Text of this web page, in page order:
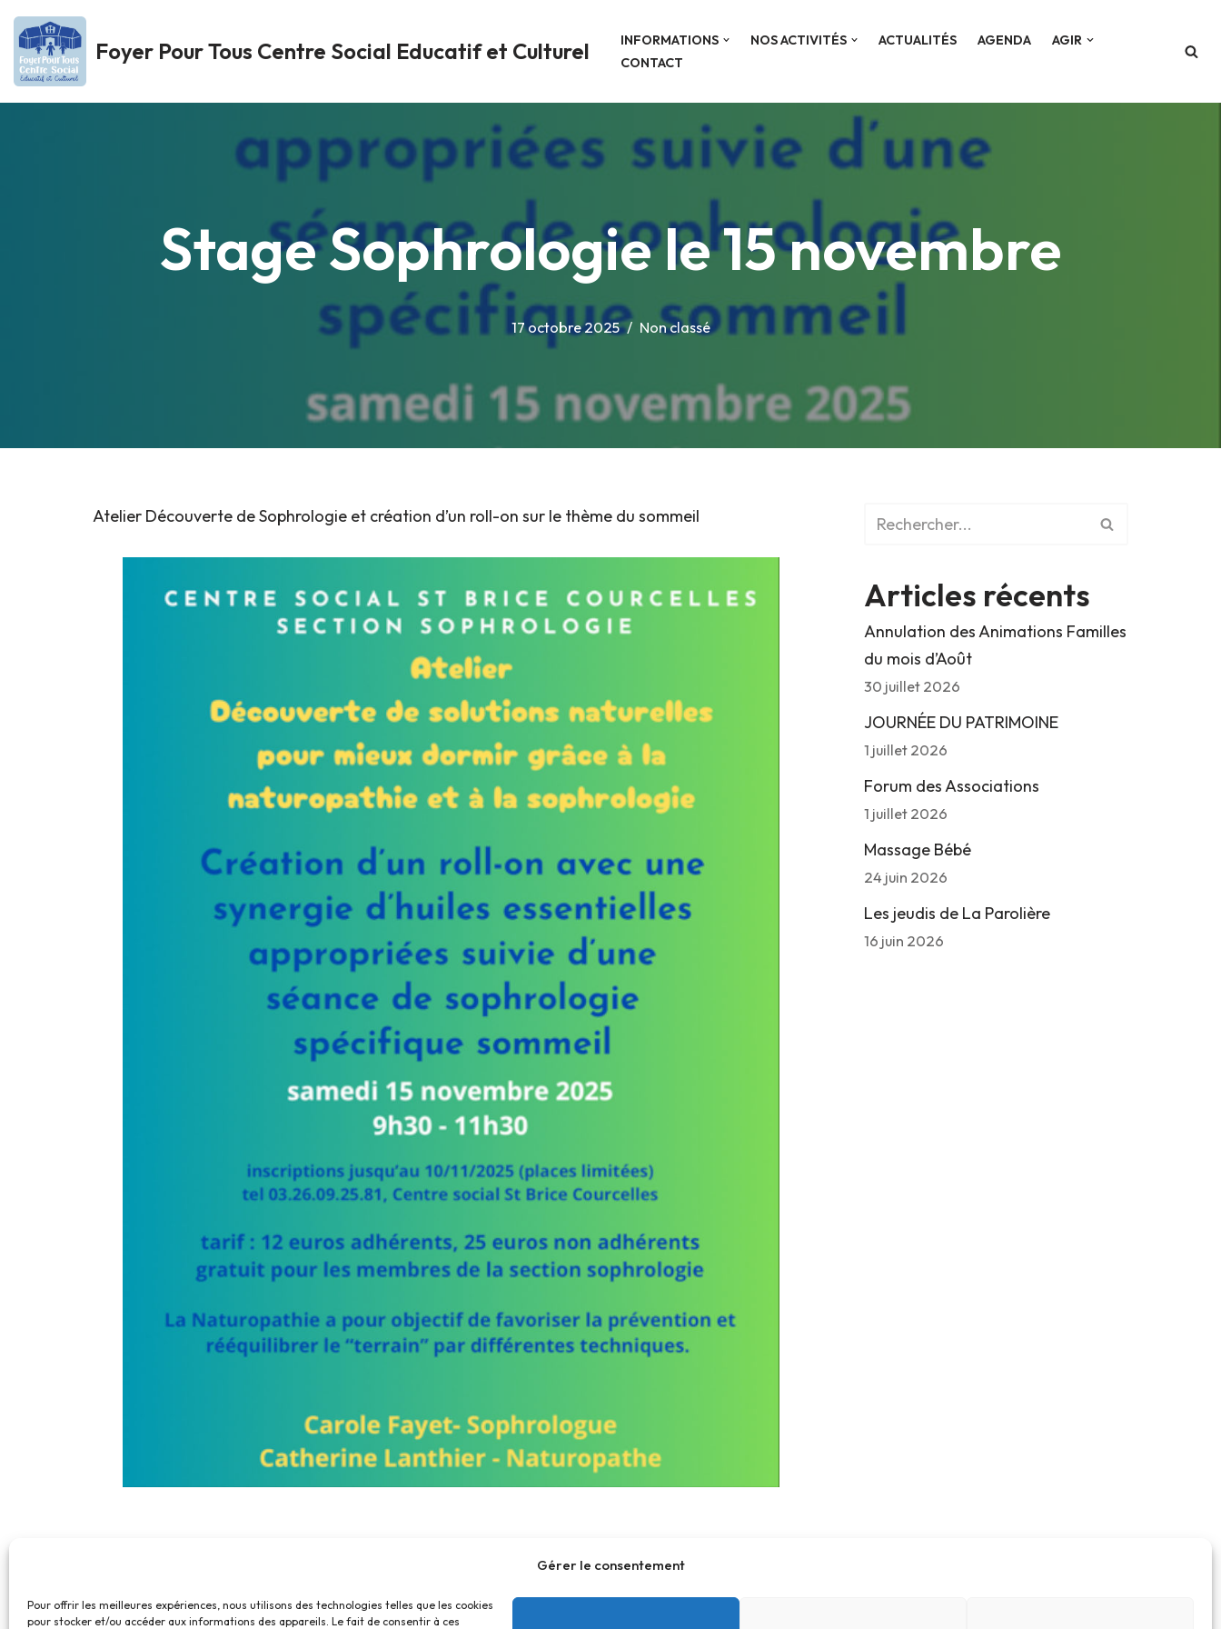
Gérer le consentement
Pour offrir les meilleures expériences, nous utilisons des technologies telles que les cookies
pour stocker et/ou accéder aux informations des appareils. Le fait de consentir à ces
Aller
au
contenu
Foyer Pour Tous Centre Social Educatif et Culturel INFORMATIONS NOS ACTIVITÉS ACTUALITÉS AGENDA
AGIR
CONTACT
Stage Sophrologie le 15 novembre
17 octobre 2025 Non classé
Atelier Découverte de Sophrologie et création d’un roll-on sur le thème du sommeil
Articles récents
Annulation des Animations Familles
du mois d’Août
30 juillet 2026
JOURNÉE DU PATRIMOINE
1 juillet 2026
Forum des Associations
1 juillet 2026
Massage Bébé
24 juin 2026
Les jeudis de La Parolière
16 juin 2026